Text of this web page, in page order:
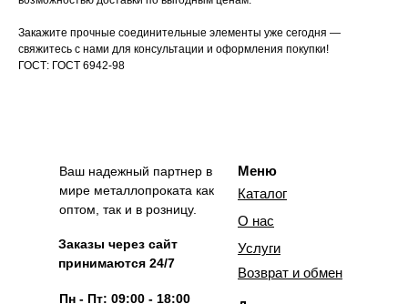
Закажите прочные соединительные элементы уже сегодня —
свяжитесь с нами для консультации и оформления покупки!
ГОСТ: ГОСТ 6942-98
Меню
Ваш надежный партнер в
мире металлопроката как
оптом, так и в розницу.
Каталог
О нас
Услуги
Заказы через сайт
принимаются 24/7
Пн - Пт: 09:00 - 18:00
Возврат и обмен